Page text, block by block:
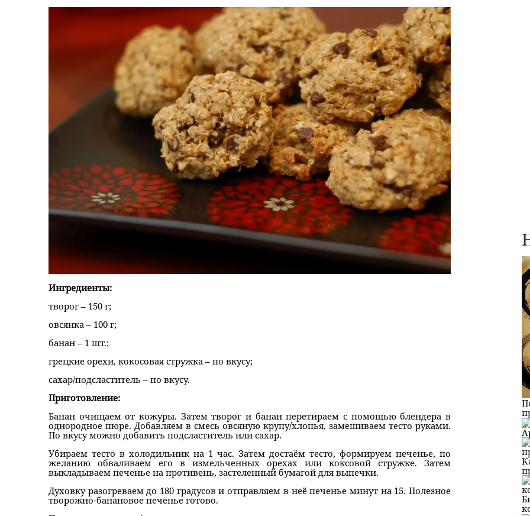
Ингредиенты:
творог – 150 г;
овсянка – 100 г;
банан – 1 шт.;
грецкие орехи, кокосовая стружка – по вкусу;
сахар/подсластитель – по вкусу.
Приготовление:
Банан очищаем от кожуры. Затем творог и банан перетираем с помощью блендера в
однородное пюре. Добавляем в смесь овсяную крупу/хлопья, замешиваем тесто руками.
По вкусу можно добавить подсластитель или сахар.
Убираем тесто в холодильник на 1 час. Затем достаём тесто, формируем печенье, по
желанию обваливаем его в измельченных орехах или коксовой стружке. Затем
выкладываем печенье на противень, застеленный бумагой для выпечки.
Духовку разогреваем до 180 градусов и отправляем в неё печенье минут на 15. Полезное
творожно-банановое печенье​ готово.